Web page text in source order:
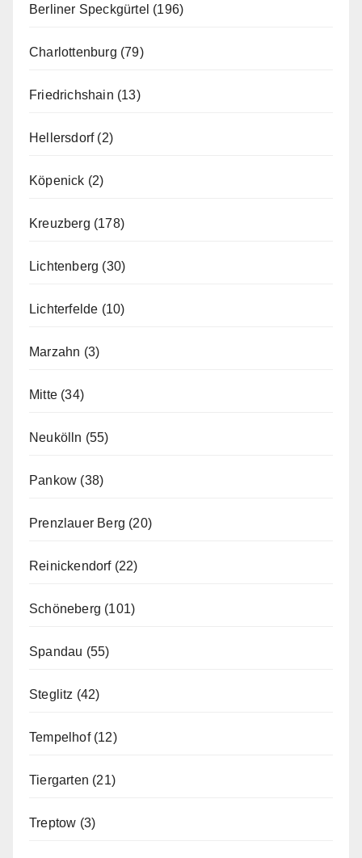
Berliner Speckgürtel (196)
Charlottenburg (79)
Friedrichshain (13)
Hellersdorf(2)
Köpenick (2)
Kreuzberg (178)
Lichtenberg (30)
Lichterfelde (10)
Marzahn (3)
Mitte (34)
Neukölln (55)
Pankow (38)
Prenzlauer Berg (20)
Reinickendorf(22)
Schöneberg (101)
Spandau (55)
Steglitz (42)
Tempelhof(12)
Tiergarten (21)
Treptow (3)